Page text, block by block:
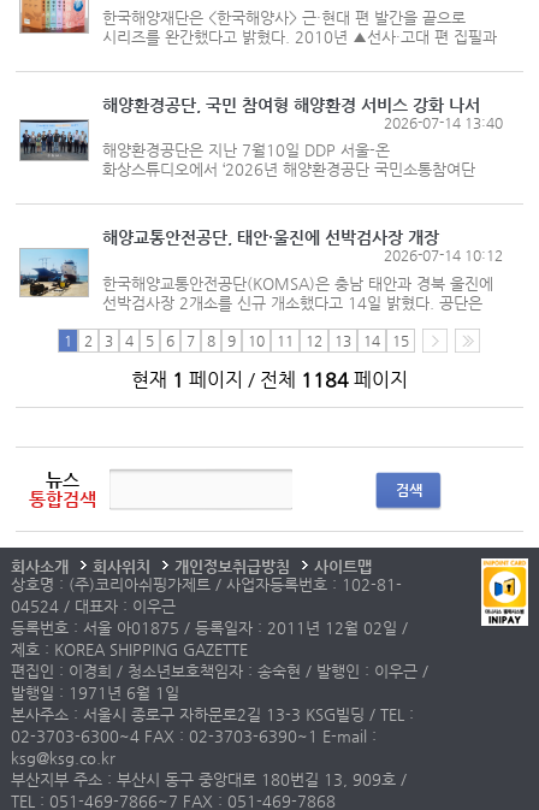
한국해양재단은 <한국해양사> 근·현대 편 발간을 끝으로
시리즈를 완간했다고 밝혔다. 2010년 ▲선사·고대 편 집필과
고려시대 ▲조선시대에 이어 올해 마지막으로 ▲근·현대 편이
발간되며 마무리됐다. 지...
해양환경공단, 국민 참여형 해양환경 서비스 강화 나서
2026-07-14 13:40
해양환경공단은 지난 7월10일 DDP 서울-온
화상스튜디오에서 ‘2026년 해양환경공단 국민소통참여단
시작했다. 국민소통참여단은 국민이 직접 공단의 주요 사업과
공공서비스를 국민의 눈높이에서 점검하...
해양교통안전공단, 태안·울진에 선박검사장 개장
2026-07-14 10:12
한국해양교통안전공단(KOMSA)은 충남 태안과 경북 울진에
선박검사장 2개소를 신규 개소했다고 14일 밝혔다. 공단은
후포항(포항지사) 등 2곳에 신규 선박검사장을 개소해
1 2 3 4 5 6 7 8 9 10 11 12 13 14 15
현재 1 페이지 / 전체 1184페이지
뉴스
통합검색
검색
회사소개 회사위치 개인정보취급방침
사이트맵
상호명 : (주)코리아쉬핑가제트 / 사업자등록번호 : 102-81-
04524 / 대표자 : 이우근
등록번호 : 서울 아01875 / 등록일자 : 2011년 12월 02일 /
제호 : KOREA SHIPPING GAZETTE
편집인 : 이경희 / 청소년보호책임자 : 송숙현 / 발행인 : 이우근 /
발행일 : 1971년 6월 1일
본사주소 : 서울시 종로구 자하문로2길 13-3 KSG빌딩 / TEL :
02-3703-6300~4 FAX : 02-3703-6390~1 E-mail :
ksg@ksg.co.kr
부산지부 주소 : 부산시 동구 중앙대로 180번길 13, 909호 /
TEL : 051-469-7866~7 FAX : 051-469-7868